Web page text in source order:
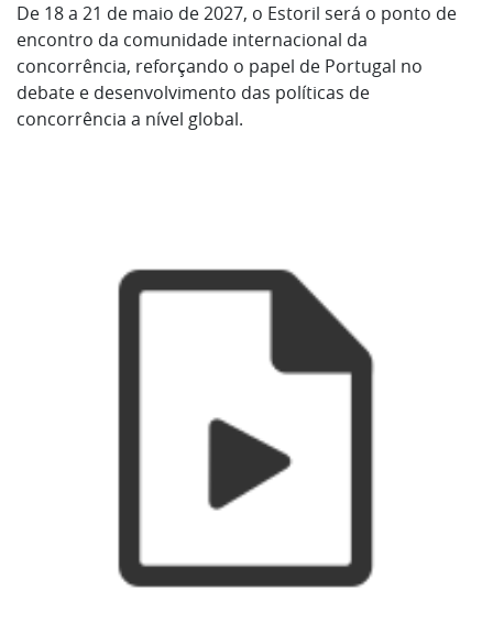
De 18 a 21 de maio de 2027, o Estoril será o ponto de
encontro da comunidade internacional da
concorrência, reforçando o papel de Portugal no
debate e desenvolvimento das políticas de
concorrência a nível global.